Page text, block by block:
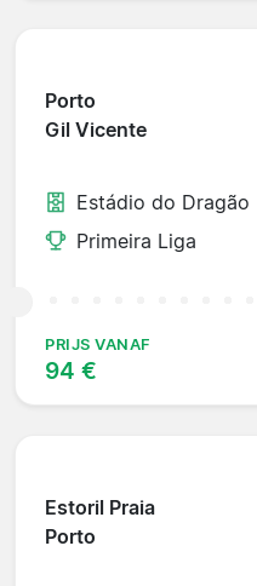
Porto
Gil Vicente
Estádio do Dragão
Primeira Liga
PRIJS VANAF
94 €
Estoril Praia
Porto